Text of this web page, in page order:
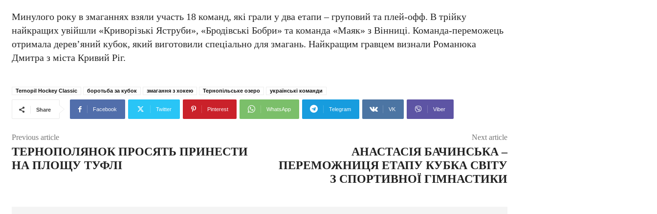
Минулого року в змаганнях взяли участь 18 команд, які грали у два етапи – груповий та плей-офф. В трійку
найкращих увійшли «Криворізькі Яструби», «Бродівські Бобри» та команда «Маяк» з Вінниці. Команда-переможець
отримала дерев’яний кубок, який виготовили спеціально для змагань. Найкращим гравцем визнали Романюка
Дмитра з міста Кривий Ріг.
Ternopil Hockey Classic боротьба за кубок змагання з хокею Тернопільське озеро українські команди
Share Facebook Twitter Pinterest WhatsApp Telegram VK Viber
Previous article
ТЕРНОПОЛЯНОК ПРОСЯТЬ ПРИНЕСТИ
НА ПЛОЩУ ТУФЛІ
Next article
АНАСТАСІЯ БАЧИНСЬКА –
ПЕРЕМОЖНИЦЯ ЕТАПУ КУБКА СВІТУ
З СПОРТИВНОЇ ГІМНАСТИКИ